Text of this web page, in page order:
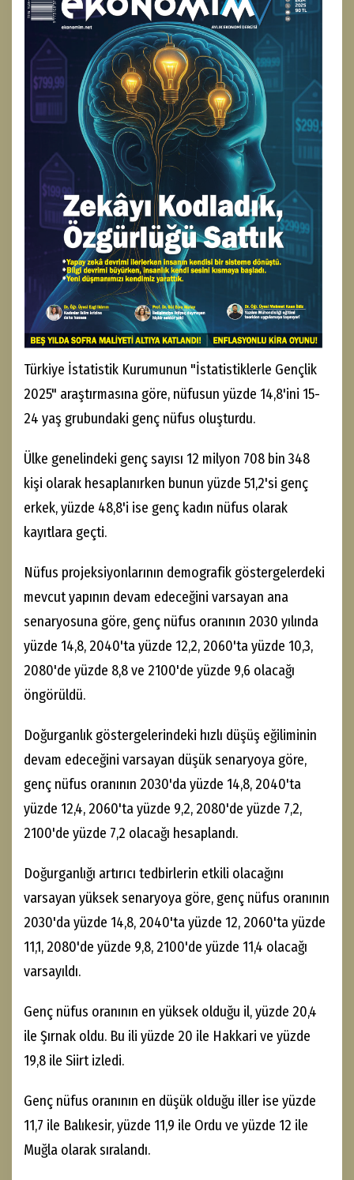
Türkiye İstatistik Kurumunun "İstatistiklerle Gençlik
2025" araştırmasına göre, nüfusun yüzde 14,8'ini 15-
24 yaş grubundaki genç nüfus oluşturdu.
Ülke genelindeki genç sayısı 12 milyon 708 bin 348
kişi olarak hesaplanırken bunun yüzde 51,2'si genç
erkek, yüzde 48,8'i ise genç kadın nüfus olarak
kayıtlara geçti.
Nüfus projeksiyonlarının demografik göstergelerdeki
mevcut yapının devam edeceğini varsayan ana
senaryosuna göre, genç nüfus oranının 2030 yılında
yüzde 14,8, 2040'ta yüzde 12,2, 2060'ta yüzde 10,3,
2080'de yüzde 8,8 ve 2100'de yüzde 9,6 olacağı
öngörüldü.
Doğurganlık göstergelerindeki hızlı düşüş eğiliminin
devam edeceğini varsayan düşük senaryoya göre,
genç nüfus oranının 2030'da yüzde 14,8, 2040'ta
yüzde 12,4, 2060'ta yüzde 9,2, 2080'de yüzde 7,2,
2100'de yüzde 7,2 olacağı hesaplandı.
Doğurganlığı artırıcı tedbirlerin etkili olacağını
varsayan yüksek senaryoya göre, genç nüfus oranının
2030'da yüzde 14,8, 2040'ta yüzde 12, 2060'ta yüzde
11,1, 2080'de yüzde 9,8, 2100'de yüzde 11,4 olacağı
varsayıldı.
Genç nüfus oranının en yüksek olduğu il, yüzde 20,4
ile Şırnak oldu. Bu ili yüzde 20 ile Hakkari ve yüzde
19,8 ile Siirt izledi.
Genç nüfus oranının en düşük olduğu iller ise yüzde
11,7 ile Balıkesir, yüzde 11,9 ile Ordu ve yüzde 12 ile
Muğla olarak sıralandı.